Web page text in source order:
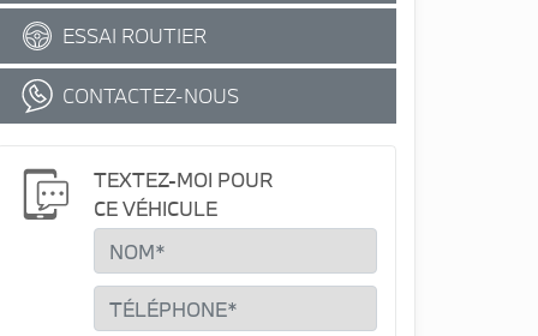
ESSAI ROUTIER
CONTACTEZ-NOUS
TEXTEZ-MOI POUR
CE VÉHICULE